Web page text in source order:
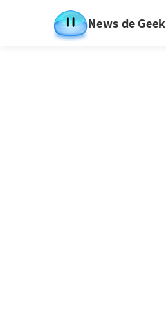
News de Geek